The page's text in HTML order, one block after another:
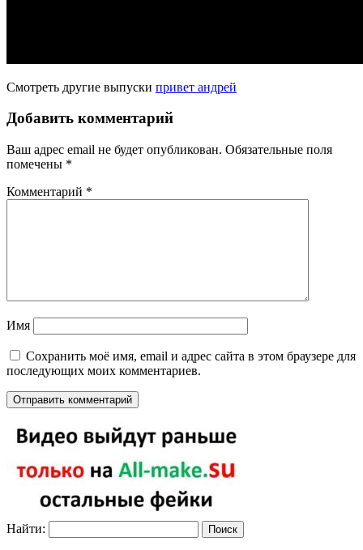
Смотреть другие выпуски привет андрей
Добавить комментарий
Ваш адрес email не будет опубликован. Обязательные поля
помечены *
Комментарий *
Имя
Сохранить моё имя, email и адрес сайта в этом браузере для
последующих моих комментариев.
Найти: